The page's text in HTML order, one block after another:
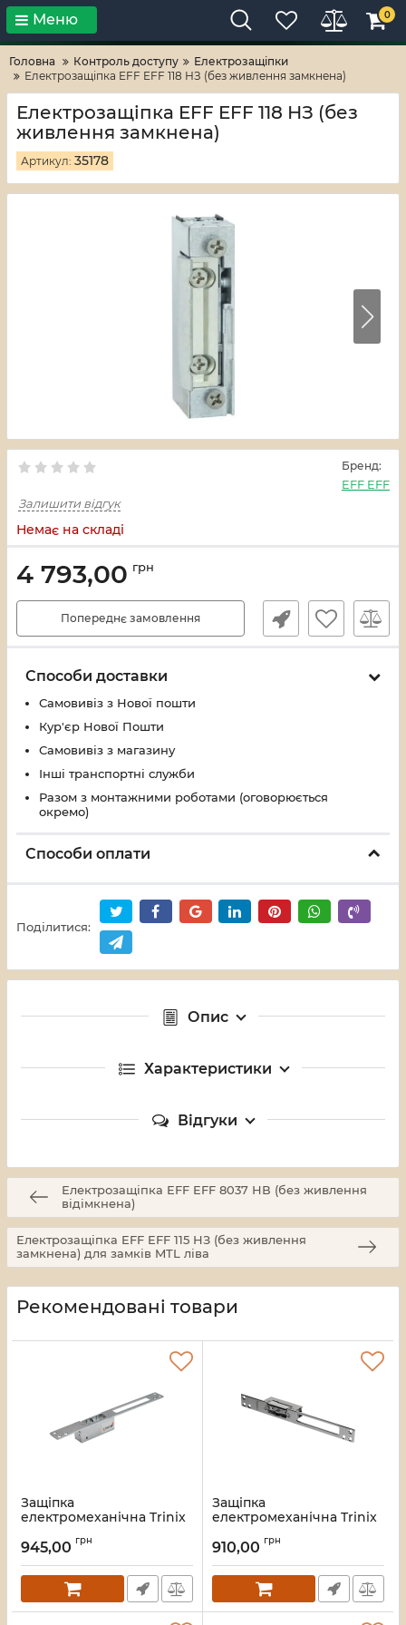
Тільки високі технології! RV-ZAFT
Меню 0
Головна Контроль доступу
Електрозащіпки
Електрозащіпка EFF EFF 118 НЗ (без живлення замкнена)
Електрозащіпка EFF EFF 118 НЗ (без
живлення замкнена)
Артикул: 35178
Бренд:
EFF EFF
Залишити відгук
Немає на складі
4 793,00 грн
Попереднє замовлення
Способи доставки
Самовивіз з Нової пошти
Кур'єр Нової Пошти
Самовивіз з магазину
Інші транспортні служби
Разом з монтажними роботами (оговорюється
окремо)
Способи оплати
Поділитися:
Опис
Характеристики
Відгуки
Електрозащіпка EFF EFF 8037 НВ (без живлення
відімкнена)
Електрозащіпка EFF EFF 115 НЗ (без живлення
замкнена) для замків MTL ліва
Рекомендовані товари
Защіпка
електромеханічна Trinix
Артикул:67-00020
945,00 грн
Защіпка
електромеханічна Trinix
Артикул: 67-00021
910,00 грн